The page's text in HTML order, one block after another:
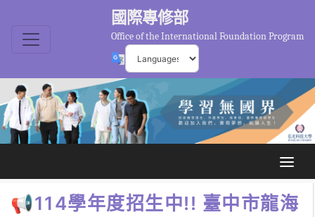
國際專修部
Office of the International Foundation Program
📢114學年度招生中!! 臺中市龍海